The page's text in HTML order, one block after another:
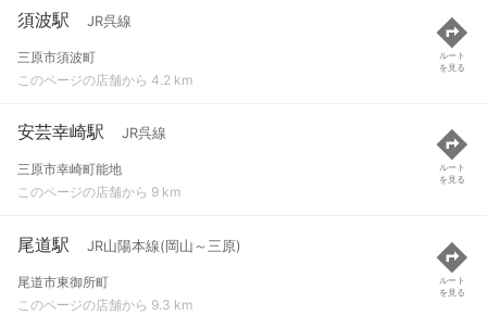
須波駅 JR呉線
三原市須波町
このページの店舗から 4.2 km
ルート
を見る
安芸幸崎駅 JR呉線
三原市幸崎町能地
このページの店舗から 9 km
ルート
を見る
尾道駅 JR山陽本線(岡山～三原)
尾道市東御所町
このページの店舗から 9.3 km
ルート
を見る